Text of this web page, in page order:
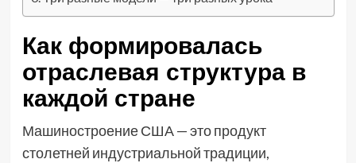
Как формировалась
отраслевая структура в
каждой стране
Машиностроение США — это продукт
столетней индустриальной традиции,